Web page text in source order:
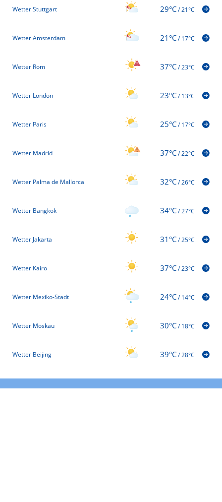
Wetter Stuttgart 29°C/21°C
Wetter Amsterdam 21°C/17°C
Wetter Rom 37°C/23°C
Wetter London 23°C/13°C
Wetter Paris 25°C/17°C
Wetter Madrid 37°C/22°C
Wetter Palma de Mallorca 32°C/26°C
Wetter Bangkok 34°C/27°C
Wetter Jakarta 31°C/25°C
Wetter Kairo 37°C/23°C
Wetter Mexiko-Stadt 24°C/14°C
Wetter Moskau 30°C/18°C
Wetter Beijing 39°C/28°C